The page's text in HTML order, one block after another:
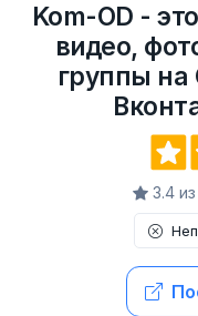
Kom-OD -
видео,
группы на
3.4